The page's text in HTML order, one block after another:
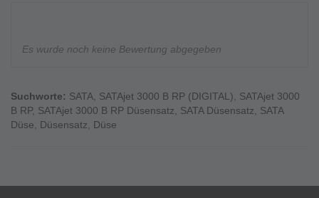
Es wurde noch keine Bewertung abgegeben
Suchworte: SATA, SATAjet 3000 B RP (DIGITAL), SATAjet 3000
B RP, SATAjet 3000 B RP Düsensatz, SATA Düsensatz, SATA
Düse, Düsensatz, Düse